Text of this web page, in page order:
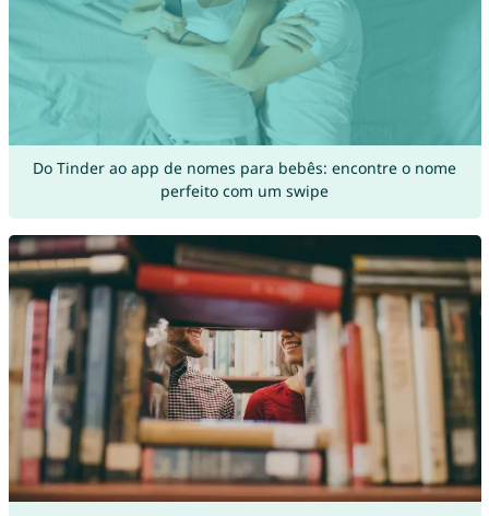
Do Tinder ao app de nomes para bebês: encontre o nome
perfeito com um swipe